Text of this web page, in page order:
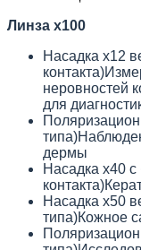
Линза x100
Насадка х12
неровностей
для
дермы
Насадка х40 с
Насадка х50
типа)Кожное